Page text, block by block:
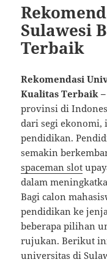
Sulawesi
Terbaik
Rekomendasi
Kualitas Terbaik
provinsi di
dari segi
pendidikan.
semakin
spaceman slot
dalam
Bagi calon
pendidikan ke
beberapa pilihan
rujukan. Berikut
universitas di